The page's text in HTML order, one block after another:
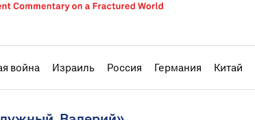
война Израиль Россия Германия Китай